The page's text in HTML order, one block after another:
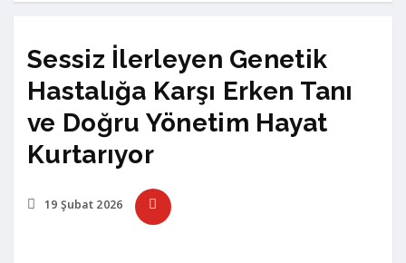
Sessiz İlerleyen Genetik
Hastalığa Karşı Erken Tanı
ve Doğru Yönetim Hayat
Kurtarıyor
19 Şubat 2026